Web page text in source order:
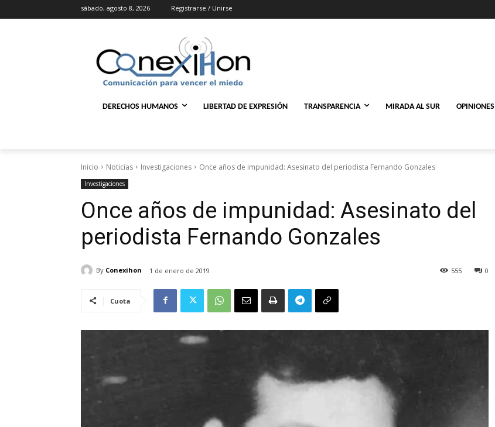
sábado, agosto 8, 2026 Registrarse / Unirse
DERECHOS HUMANOS LIBERTAD DE EXPRESIÓN TRANSPARENCIA MIRADA AL SUR OPINIONES
Inicio Noticias Investigaciones Once años de impunidad: Asesinato del periodista Fernando Gonzales
Investigaciones
Once años de impunidad: Asesinato del
periodista Fernando Gonzales
By Conexihon 1 de enero de 2019 0
555
Cuota